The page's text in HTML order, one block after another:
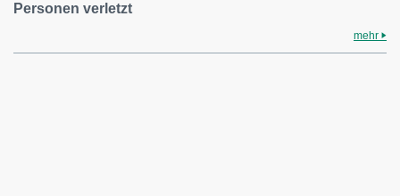
Personen verletzt
mehr